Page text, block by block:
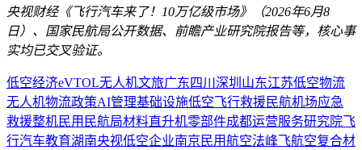
央视财经《飞行汽车来了！10万亿级市场》（2026年6月8
日）、国家民航局公开数据、前瞻产业研究院报告等，核心事
实均已交叉验证。
低空经济eVTOL无人机文旅广东四川 深圳 山东江苏低空物流
无人机物流政策AI管理基础设施低空飞行救援民航机场应急
救援整机民用 民航局材料直升机零部件成都运营服务研究院飞
行汽车教育湖南央视低空企业南京 民用航空法峰飞航空复合材